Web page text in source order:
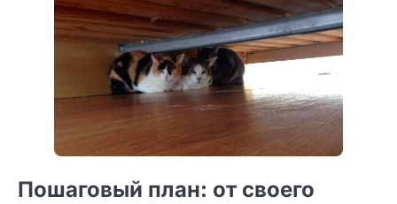
Пошаговый план: от своего